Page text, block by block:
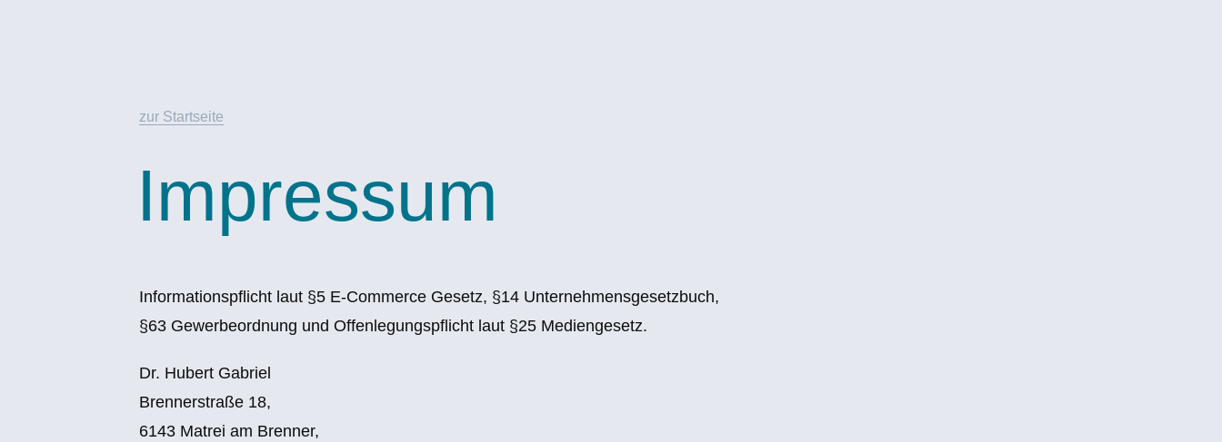
zur Startseite
Impressum
Informationspflicht laut §5 E-Commerce Gesetz, §14 Unternehmensgesetzbuch,
§63 Gewerbeordnung und Offenlegungspflicht laut §25 Mediengesetz.
Dr. Hubert Gabriel
Brennerstraße 18,
6143 Matrei am Brenner,